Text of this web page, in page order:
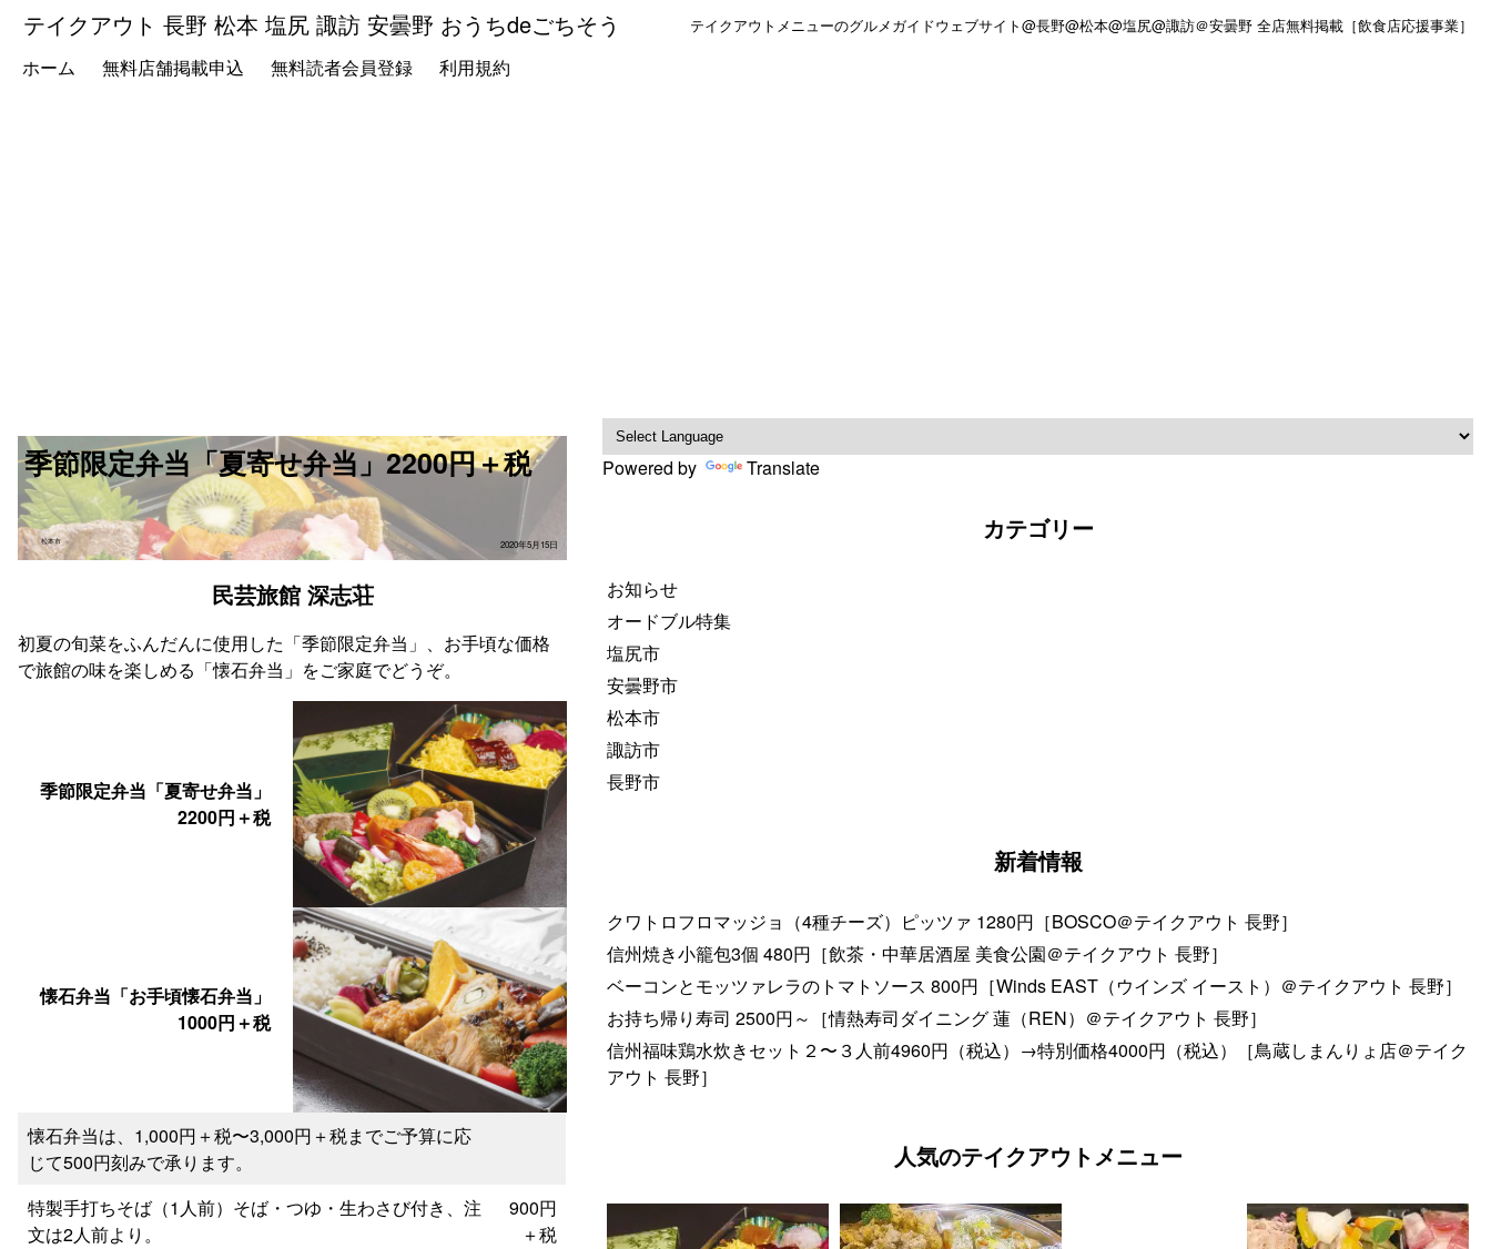
テイクアウト 長野 松本 塩尻 諏訪 安曇野 おうちdeごちそう テイクアウトメニューのグルメガイドウェブサイト@長野@松本@塩尻@諏訪＠安曇野 全店無料掲載［飲食店応援事業］
ホーム 無料店舗掲載申込 無料読者会員登録 利用規約
季節限定弁当「夏寄せ弁当」2200円＋税
2020年5月15日
松本市
民芸旅館 深志荘
初夏の旬菜をふんだんに使用した「季節限定弁当」、お手頃な価格
で旅館の味を楽しめる「懐石弁当」をご家庭でどうぞ。
季節限定弁当「夏寄せ弁当」
2200円＋税
懐石弁当「お手頃懐石弁当」
1000円＋税
懐石弁当は、1,000円＋税〜3,000円＋税までご予算に応
じて500円刻みで承ります。
特製手打ちそば（1人前）そば・つゆ・生わさび付き、注
文は2人前より。
900円
＋税
Powered by Translate
カテゴリー
お知らせ
オードブル特集
塩尻市
安曇野市
松本市
諏訪市
長野市
新着情報
クワトロフロマッジョ（4種チーズ）ピッツァ 1280円［BOSCO＠テイクアウト 長野］
信州焼き小籠包3個 480円［飲茶・中華居酒屋 美食公園＠テイクアウト 長野］
ベーコンとモッツァレラのトマトソース 800円［Winds EAST（ウインズ イースト）＠テイクアウト 長野］
お持ち帰り寿司 2500円～［情熱寿司ダイニング 蓮（REN）＠テイクアウト 長野］
信州福味鶏水炊きセット２〜３人前4960円（税込）→特別価格4000円（税込）［鳥蔵しまんりょ店＠テイク
アウト 長野］
人気のテイクアウトメニュー